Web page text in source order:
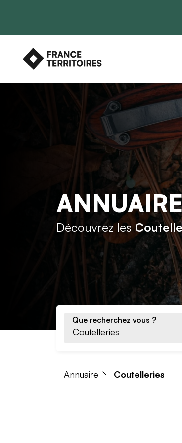
Découvrez les
Que recherchez vous ?
Annuaire Coutelleries